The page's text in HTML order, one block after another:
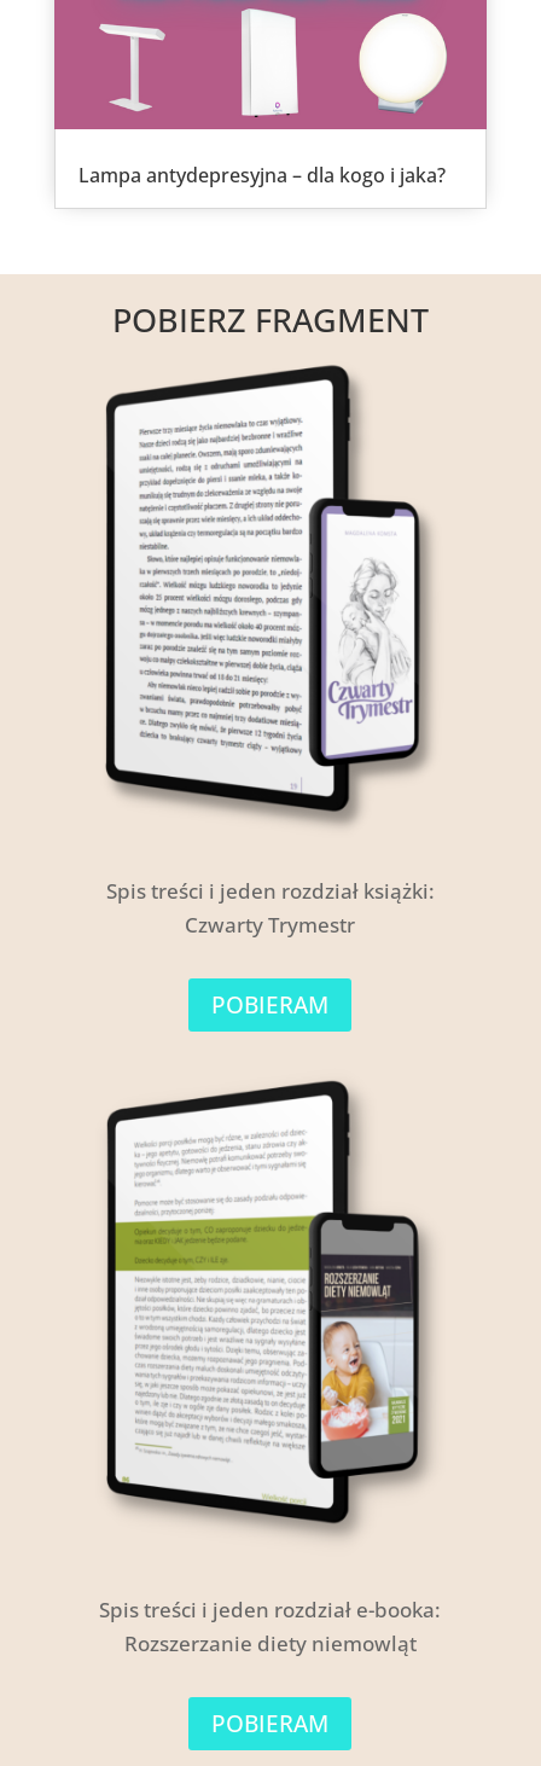
Lampa antydepresyjna – dla kogo i jaka?
POBIERZ FRAGMENT
Spis treści i jeden rozdział książki:
Czwarty Trymestr
POBIERAM
Spis treści i jeden rozdział e-booka:
Rozszerzanie diety niemowląt
POBIERAM